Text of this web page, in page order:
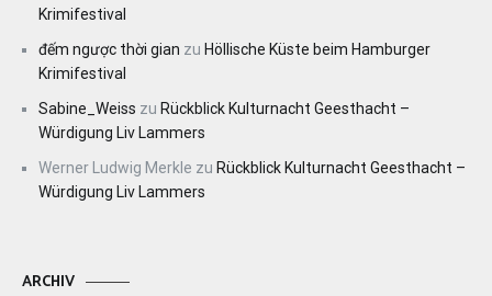
Krimifestival
đếm ngược thời gian zu Höllische Küste beim Hamburger
Krimifestival
Sabine_Weiss zu Rückblick Kulturnacht Geesthacht –
Würdigung Liv Lammers
Werner Ludwig Merkle zu Rückblick Kulturnacht Geesthacht –
Würdigung Liv Lammers
ARCHIV